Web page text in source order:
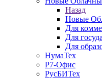
Назад
Новые
Для
Для
Для
НумаТех
Р7-Офис
РусБИТех